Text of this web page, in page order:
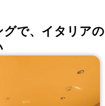
で、イタリアの